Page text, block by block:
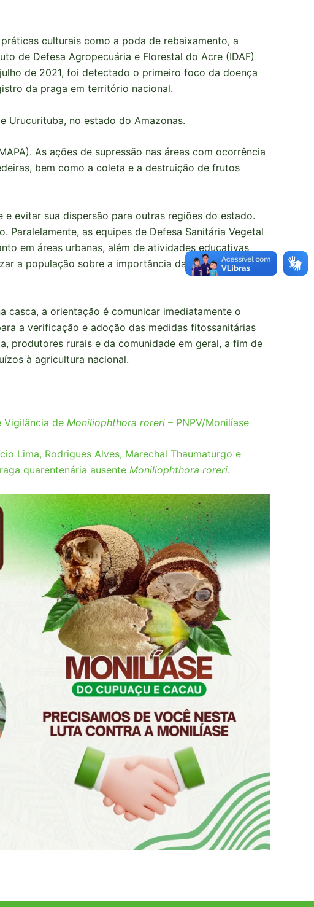
culturais como a poda de rebaixamento, a
de Defesa Agropecuária e Florestal do Acre (IDAF)
de 2021, foi detectado o primeiro foco da doença
da praga em território nacional.
Urucurituba, no estado do Amazonas.
As ações de supressão nas áreas com ocorrência
bem como a coleta e a destruição de frutos
evitar sua dispersão para outras regiões do estado.
as equipes de Defesa Sanitária Vegetal
em áreas urbanas, além de atividades educativas
a população sobre a importância da prevenção e do
casca, a orientação é comunicar imediatamente o
a verificação e adoção das medidas fitossanitárias
produtores rurais e da comunidade em geral, a fim de
à agricultura nacional.
Vigilância de Moniliophthora roreri – PNPV/Monilíase
Lima, Rodrigues Alves, Marechal Thaumaturgo e
quarentenária ausente Moniliophthora roreri.